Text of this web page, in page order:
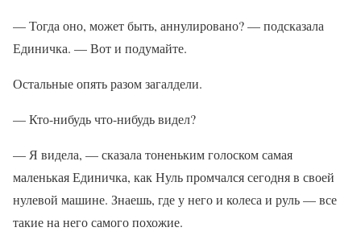
— Тогда оно, может быть, аннулировано? — подсказала
Единичка. — Вот и подумайте.
Остальные опять разом загалдели.
— Кто-нибудь что-нибудь видел?
— Я видела, — сказала тоненьким голоском самая
маленькая Единичка, как Нуль промчался сегодня в своей
нулевой машине. Знаешь, где у него и колеса и руль — все
такие на него самого похожие.